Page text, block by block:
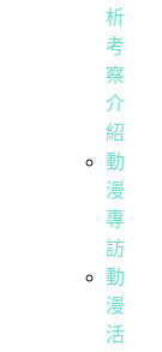
析
考
察
介
紹
動
漫
專
訪
動
漫
活